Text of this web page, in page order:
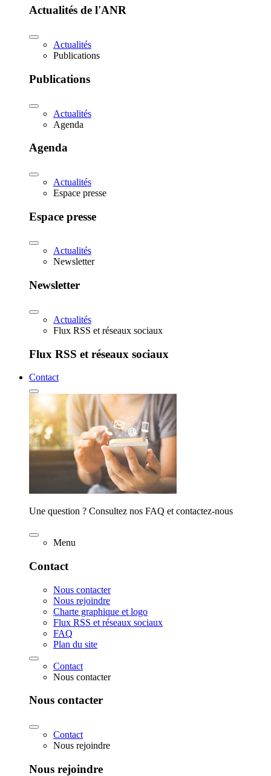
Actualités de l'ANR
Actualités
Publications
Publications
Actualités
Agenda
Agenda
Actualités
Espace presse
Espace presse
Actualités
Newsletter
Newsletter
Actualités
Flux RSS et réseaux sociaux
Flux RSS et réseaux sociaux
Contact
Une question ? Consultez nos FAQ et contactez-nous
Menu
Contact
Nous contacter
Nous rejoindre
Charte graphique et logo
Flux RSS et réseaux sociaux
FAQ
Plan du site
Contact
Nous contacter
Nous contacter
Contact
Nous rejoindre
Nous rejoindre